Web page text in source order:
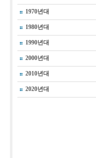
1970년대
1980년대
1990년대
2000년대
2010년대
2020년대